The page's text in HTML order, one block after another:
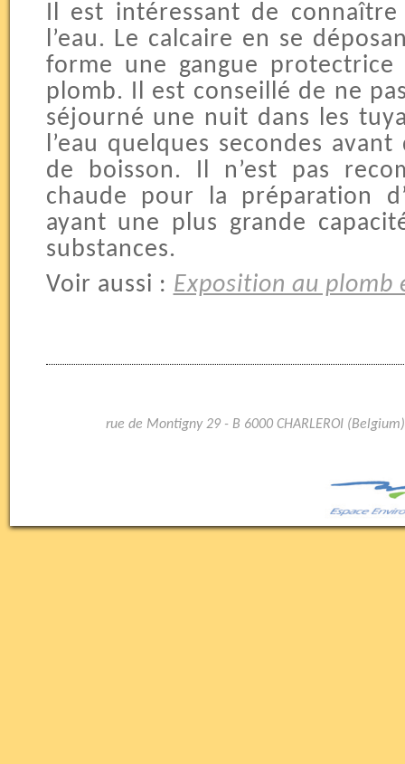
Il est intéressant de
l’eau. Le calcaire en se
forme une gangue
plomb. Il est conseillé de ne
séjourné une nuit dans les
l’eau quelques secondes
de boisson. Il n’est pas
chaude pour la préparation
ayant une plus grande
substances.
Voir aussi : Exposition au plomb
rue de Montigny 29 - B 6000 CHARLEROI